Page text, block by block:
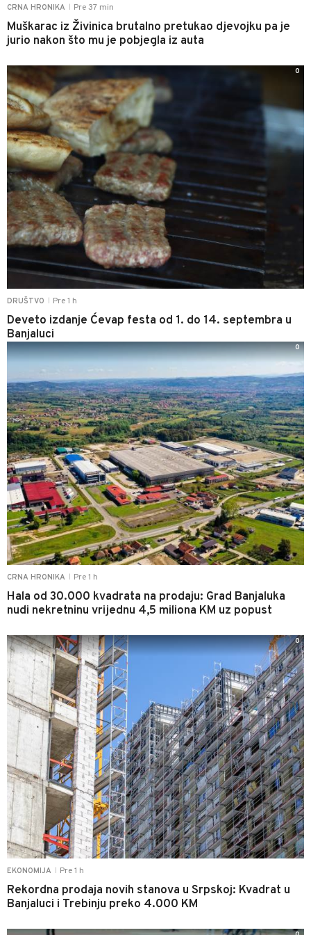
CRNA HRONIKA Pre 37 min
Muškarac iz Živinica brutalno pretukao djevojku pa je
jurio nakon što mu je pobjegla iz auta
DRUŠTVO Pre 1 h
Deveto izdanje Ćevap festa od 1. do 14. septembra u
Banjaluci
0
CRNA HRONIKA Pre 1 h
Hala od 30.000 kvadrata na prodaju: Grad Banjaluka
nudi nekretninu vrijednu 4,5 miliona KM uz popust
0
EKONOMIJA Pre 1 h
Rekordna prodaja novih stanova u Srpskoj: Kvadrat u
Banjaluci i Trebinju preko 4.000 KM
0